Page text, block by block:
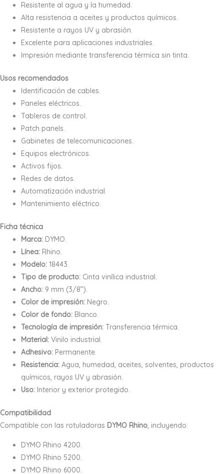
Resistente al agua y la humedad.
Alta resistencia a aceites y productos químicos.
Resistente a rayos UV y abrasión.
Excelente para aplicaciones industriales.
Impresión mediante transferencia térmica sin tinta.
Usos recomendados
Identificación de cables.
Paneles eléctricos.
Tableros de control.
Patch panels.
Gabinetes de telecomunicaciones.
Equipos electrónicos.
Activos fijos.
Redes de datos.
Automatización industrial.
Mantenimiento eléctrico.
Ficha técnica
Marca: DYMO.
Línea: Rhino.
Modelo: 18443.
Tipo de producto: Cinta vinílica industrial.
Ancho: 9 mm (3/8”).
Color de impresión: Negro.
Color de fondo: Blanco.
Tecnología de impresión: Transferencia térmica.
Material: Vinilo industrial.
Adhesivo: Permanente.
Resistencia: Agua, humedad, aceites, solventes, productos
químicos, rayos UV y abrasión.
Uso: Interior y exterior protegido.
Compatibilidad
Compatible con las rotuladoras DYMO Rhino, incluyendo:
DYMO Rhino 4200.
DYMO Rhino 5200.
DYMO Rhino 6000.